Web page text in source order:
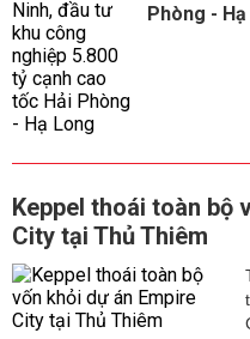
Phòng -
Keppel thoái toàn bộ
City tại Thủ Thiêm